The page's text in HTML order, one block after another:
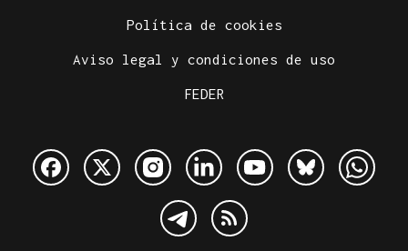
Política de cookies
Aviso legal y condiciones de uso
FEDER